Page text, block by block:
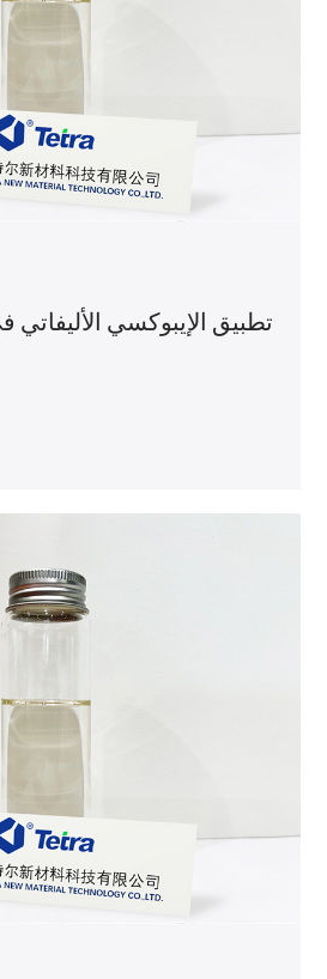
تطبيق الإيبوكسي الأليفاتي